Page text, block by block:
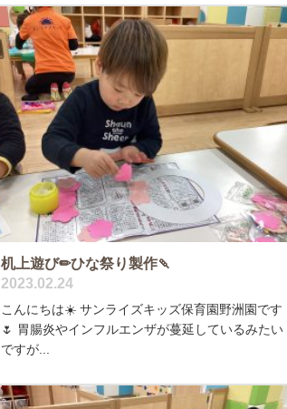
机上遊び✏︎ひな祭り製作🍡
2023.02.24
こんにちは☀️ サンライズキッズ保育園野洲園です
🌷 胃腸炎やインフルエンザが蔓延しているみたい
ですが...